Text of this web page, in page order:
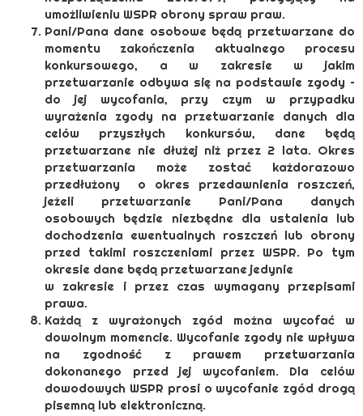
umożliwieniu WSPR obrony spraw praw.
Pani/Pana dane osobowe będą przetwarzane do
momentu zakończenia aktualnego procesu
konkursowego, a w zakresie w jakim
przetwarzanie odbywa się na podstawie zgody –
do jej wycofania, przy czym w przypadku
wyrażenia zgody na przetwarzanie danych dla
celów przyszłych konkursów, dane będą
przetwarzane nie dłużej niż przez 2 lata. Okres
przetwarzania może zostać każdorazowo
przedłużony o okres przedawnienia roszczeń,
jeżeli przetwarzanie Pani/Pana danych
osobowych będzie niezbędne dla ustalenia lub
dochodzenia ewentualnych roszczeń lub obrony
przed takimi roszczeniami przez WSPR. Po tym
okresie dane będą przetwarzane jedynie
w zakresie i przez czas wymagany przepisami
prawa.
Każdą z wyrażonych zgód można wycofać w
dowolnym momencie. Wycofanie zgody nie wpływa
na zgodność z prawem przetwarzania
dokonanego przed jej wycofaniem. Dla celów
dowodowych WSPR prosi o wycofanie zgód drogą
pisemną lub elektroniczną.